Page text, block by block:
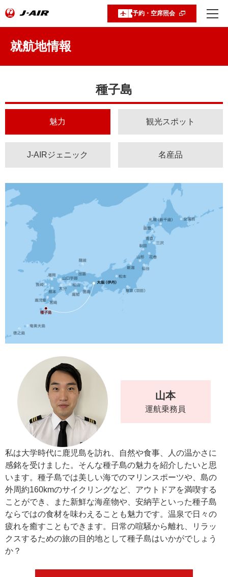
予約・空席照会
就航地情報
種子島
魅力 観光スポット
J-AIRジェニック 名産品
山本
運航乗務員
私は大学時代に鹿児島を訪れ、自然や食事、人の温かさに
感銘を受けました。そんな種子島の魅力を紹介したいと思
います。種子島では美しい海でのマリンスポーツや、島の
外周約160kmのサイクリングなど、アウトドアを満喫する
ことができ、また新鮮な海産物や、安納芋といった種子島
ならではの食材を味わえることも魅力です。温泉で日々の
疲れを癒すこともできます。日常の喧騒から離れ、リラッ
クスするための旅の目的地として種子島はいかがでしょう
か？